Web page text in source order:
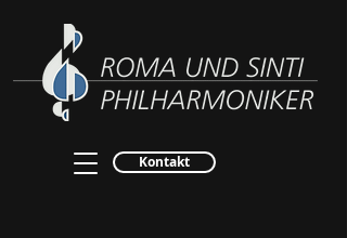
Kontakt